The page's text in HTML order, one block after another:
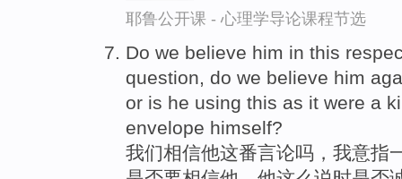
耶鲁公开课 - 心理学导论课程节选
Do we believe him in this
question, do we believe him
or is he using this as it were a
envelope himself?
我们相信他这番言论吗，我意指